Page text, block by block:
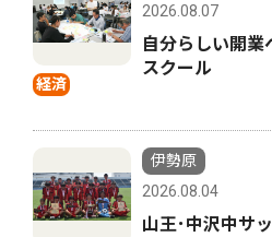
経済
2026.08.07
自分らしい開
スクール
伊勢原
2026.08.04
山王･中沢中サ